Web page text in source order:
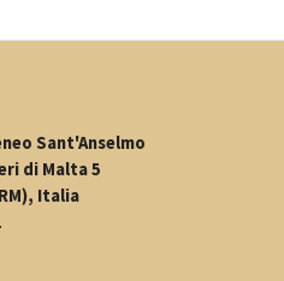
Sant'Anselmo
di Malta 5
Italia